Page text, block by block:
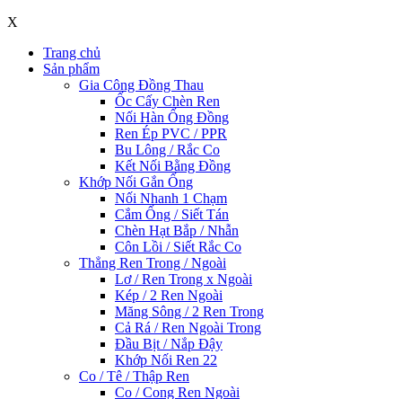
X
Trang chủ
Sản phẩm
Gia Công Đồng Thau
Ốc Cấy Chèn Ren
Nối Hàn Ống Đồng
Ren Ép PVC / PPR
Bu Lông / Rắc Co
Kết Nối Bằng Đồng
Khớp Nối Gắn Ống
Nối Nhanh 1 Chạm
Cắm Ống / Siết Tán
Chèn Hạt Bắp / Nhẫn
Côn Lồi / Siết Rắc Co
Thẳng Ren Trong / Ngoài
Lơ / Ren Trong x Ngoài
Kép / 2 Ren Ngoài
Măng Sông / 2 Ren Trong
Cả Rá / Ren Ngoài Trong
Đầu Bịt / Nắp Đậy
Khớp Nối Ren 22
Co / Tê / Thập Ren
Co / Cong Ren Ngoài